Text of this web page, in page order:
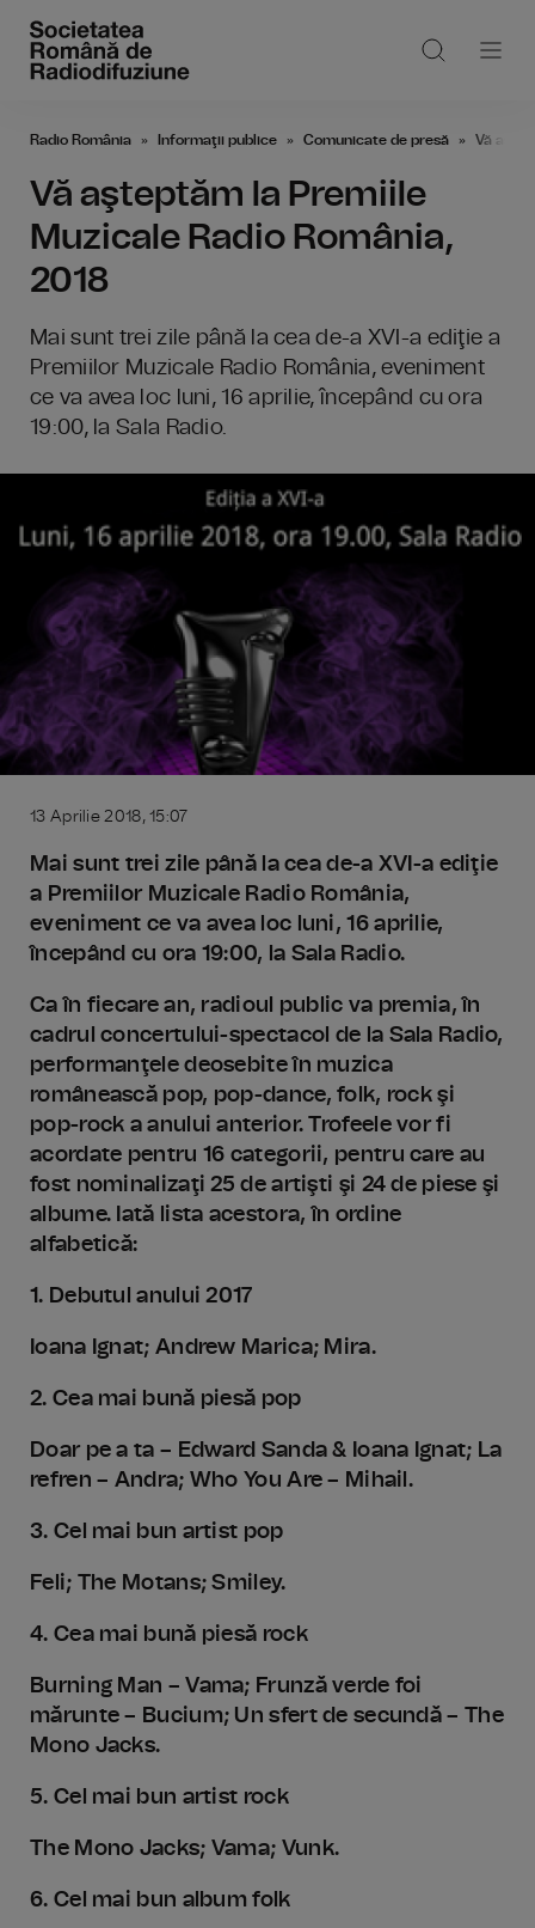
Radio România Informaţii publice Comunicate de presă Vă
Vă aşteptăm la Premiile
Muzicale Radio România,
2018
Mai sunt trei zile până la cea de-a XVI-a ediţie a
Premiilor Muzicale Radio România, eveniment
ce va avea loc luni, 16 aprilie, începând cu ora
19:00, la Sala Radio.
13 Aprilie 2018, 15:07
Mai sunt trei zile până la cea de-a XVI-a ediţie
a Premiilor Muzicale Radio România,
eveniment ce va avea loc luni, 16 aprilie,
începând cu ora 19:00, la Sala Radio.
Ca în fiecare an, radioul public va premia, în
cadrul concertului-spectacol de la Sala Radio,
performanţele deosebite în muzica
românească pop, pop-dance, folk, rock şi
pop-rock a anului anterior. Trofeele vor fi
acordate pentru 16 categorii, pentru care au
fost nominalizaţi 25 de artişti şi 24 de piese şi
albume. Iată lista acestora, în ordine
alfabetică:
1. Debutul anului 2017
Ioana Ignat; Andrew Marica; Mira.
2. Cea mai bună piesă pop
Doar pe a ta – Edward Sanda & Ioana Ignat; La
refren – Andra; Who You Are – Mihail.
3. Cel mai bun artist pop
Feli; The Motans; Smiley.
4. Cea mai bună piesă rock
Burning Man – Vama; Frunză verde foi
mărunte – Bucium; Un sfert de secundă – The
Mono Jacks.
5. Cel mai bun artist rock
The Mono Jacks; Vama; Vunk.
6. Cel mai bun album folk